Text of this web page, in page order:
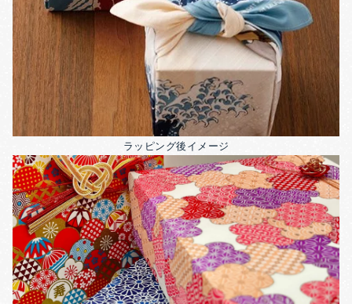
ラッピング後イメージ